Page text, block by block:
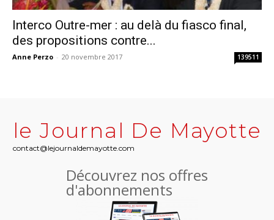
Interco Outre-mer : au delà du fiasco final,
des propositions contre...
Anne Perzo - 20 novembre 2017 139511
le Journal De Mayotte
contact@lejournaldemayotte.com
Découvrez nos offres
d'abonnements